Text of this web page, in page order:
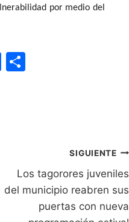
por medio del
F
k
SIGUIENTE
Los tagorores juveniles
del municipio reabren sus
puertas con nueva